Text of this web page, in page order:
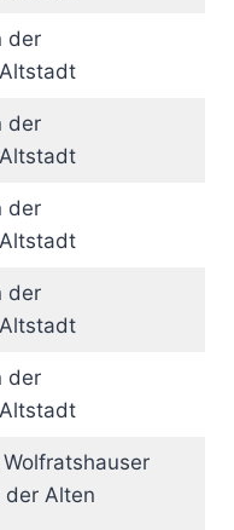
der
der
der
der
der
der Alten